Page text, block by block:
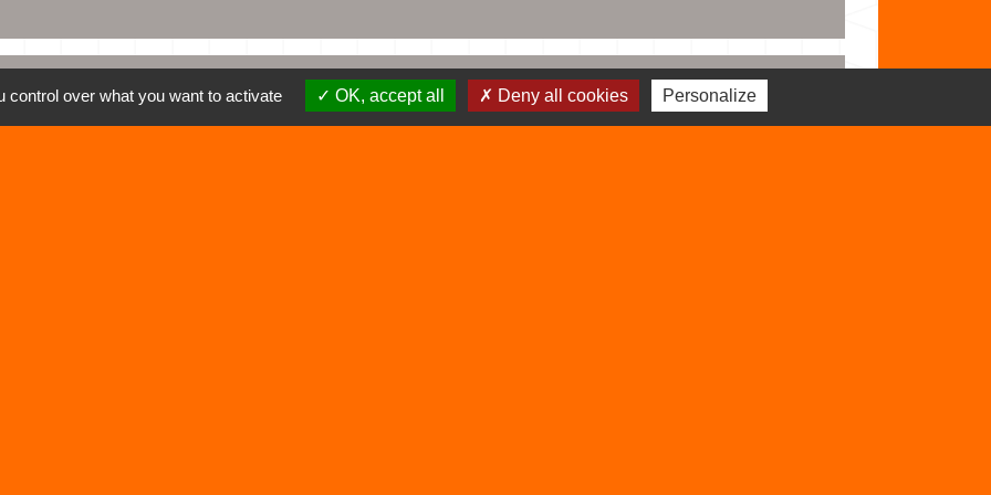
over what you want to activate OK, accept all Deny all cookies Personalize